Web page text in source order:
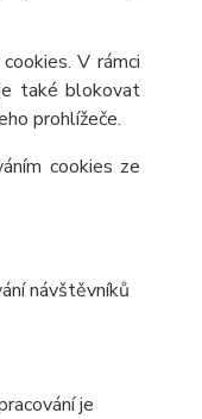
V rámci
také blokovat
prohlížeče.
cookies ze
návštěvníků
je